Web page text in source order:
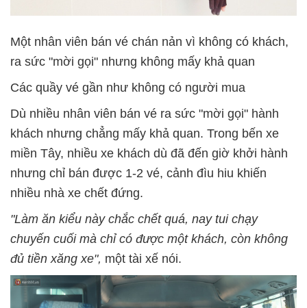
Một nhân viên bán vé chán nản vì không có khách,
ra sức "mời gọi" nhưng không mấy khả quan
Các quầy vé gần như không có người mua
Dù nhiều nhân viên bán vé ra sức "mời gọi" hành
khách nhưng chẳng mấy khả quan. Trong bến xe
miền Tây, nhiều xe khách dù đã đến giờ khởi hành
nhưng chỉ bán được 1-2 vé, cảnh đìu hiu khiến
nhiều nhà xe chết đứng.
"Làm ăn kiểu này chắc chết quá, nay tui chạy
chuyến cuối mà chỉ có được một khách, còn không
đủ tiền xăng xe", một tài xế nói.